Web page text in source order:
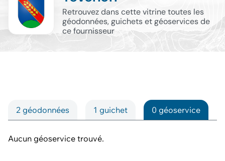
Retrouvez dans cette vitrine toutes les
géodonnées, guichets et géoservices de
ce fournisseur
2 géodonnées 1 guichet 0 géoservice
Aucun géoservice trouvé.